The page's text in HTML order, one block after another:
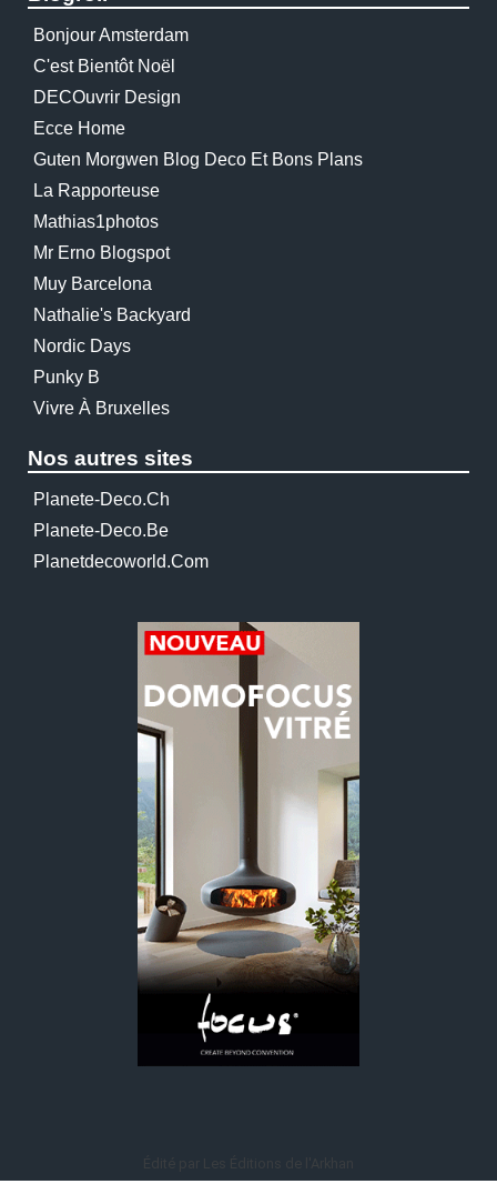
Bonjour Amsterdam
C'est Bientôt Noël
DECOuvrir Design
Ecce Home
Guten Morgwen Blog Deco Et Bons Plans
La Rapporteuse
Mathias1photos
Mr Erno Blogspot
Muy Barcelona
Nathalie's Backyard
Nordic Days
Punky B
Vivre À Bruxelles
Nos autres sites
Planete-Deco.ch
Planete-Deco.be
Planetdecoworld.com